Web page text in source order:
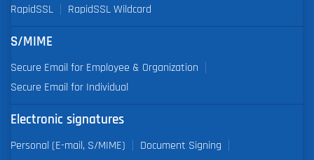
RapidSSL RapidSSL Wildcard
S/MIME
Secure Email for Employee & Organization
Secure Email for Individual
Electronic signatures
Personal (E-mail, S/MIME)
Document Signing